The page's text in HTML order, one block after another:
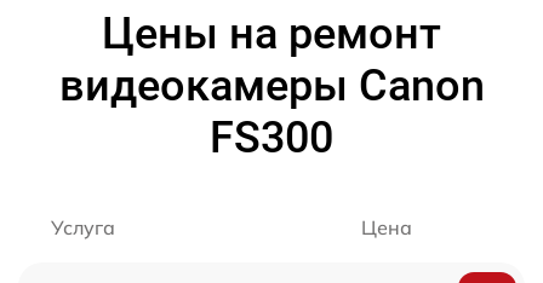
Цены на ремонт
видеокамеры Canon
FS300
Услуга Цена